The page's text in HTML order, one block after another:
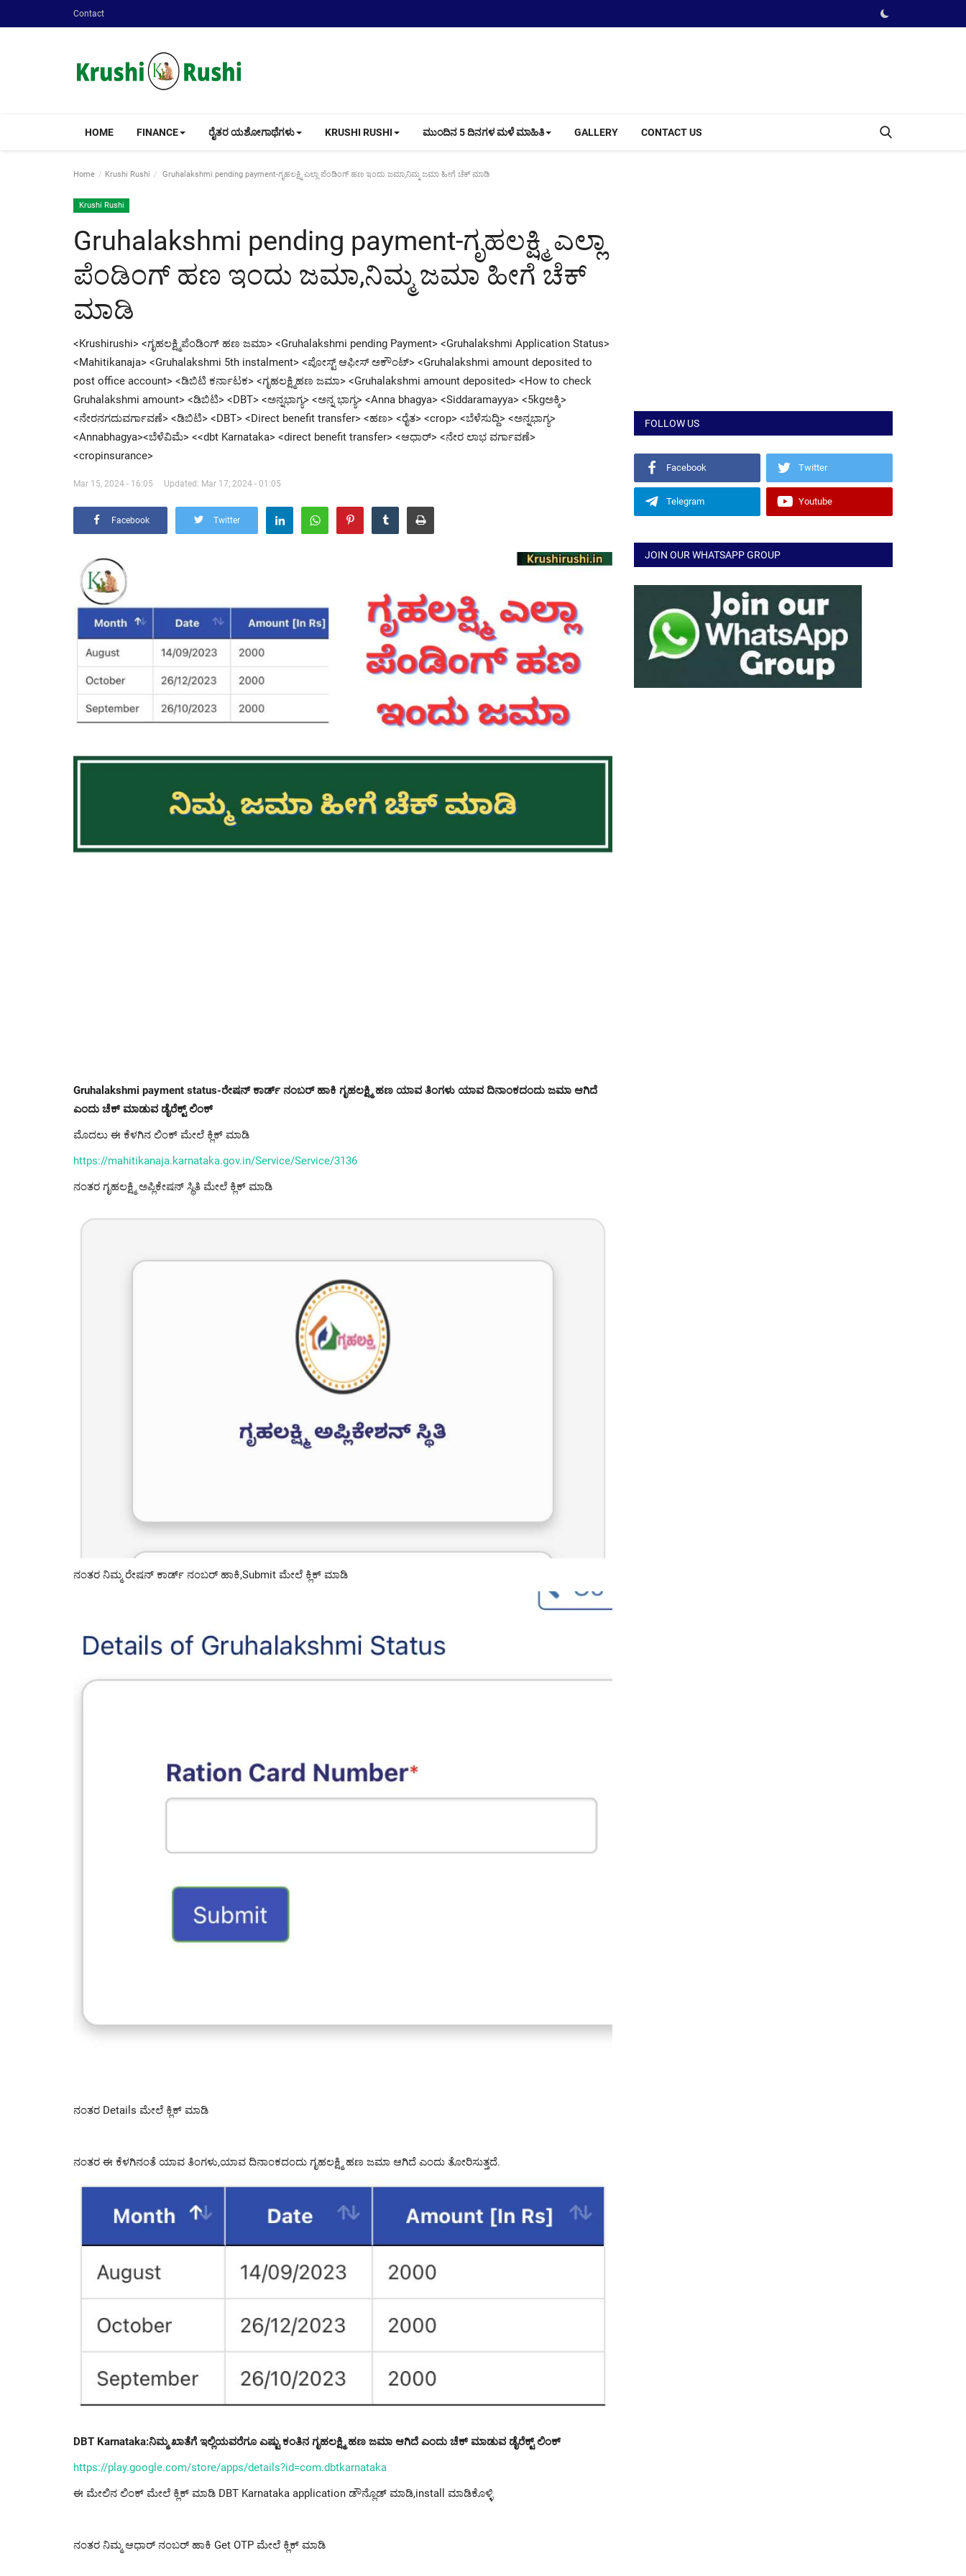
Contact
HOME FINANCE ರೈತರ ಯಶೋಗಾಥೆಗಳು KRUSHI RUSHI ಮುಂದಿನ 5 ದಿನಗಳ ಮಳೆ ಮಾಹಿತಿ GALLERY CONTACT US
Home Krushi Rushi Gruhalakshmi pending payment-ಗೃಹಲಕ್ಷ್ಮಿ ಎಲ್ಲಾ ಪೆಂಡಿಂಗ್ ಹಣ ಇಂದು ಜಮಾ,ನಿಮ್ಮ ಜಮಾ ಹೀಗೆ ಚೆಕ್ ಮಾಡಿ
Krushi Rushi
Gruhalakshmi pending payment-ಗೃಹಲಕ್ಷ್ಮಿ ಎಲ್ಲಾ
ಪೆಂಡಿಂಗ್ ಹಣ ಇಂದು ಜಮಾ,ನಿಮ್ಮ ಜಮಾ ಹೀಗೆ ಚೆಕ್
ಮಾಡಿ
<Krushirushi> <ಗೃಹಲಕ್ಷ್ಮಿಪೆಂಡಿಂಗ್ ಹಣ ಜಮಾ> <Gruhalakshmi pending Payment> <Gruhalakshmi Application Status>
<Mahitikanaja> <Gruhalakshmi 5th instalment> <ಪೋಸ್ಟ್ ಆಫೀಸ್ ಅಕೌಂಟ್> <Gruhalakshmi amount deposited to
post office account> <ಡಿಬಿಟಿ ಕರ್ನಾಟಕ> <ಗೃಹಲಕ್ಷ್ಮಿಹಣ ಜಮಾ> <Gruhalakshmi amount deposited> <How to check
Gruhalakshmi amount> <ಡಿಬಿಟಿ> <DBT> <ಅನ್ನಭಾಗ್ಯ> <ಅನ್ನ ಭಾಗ್ಯ> <Anna bhagya> <Siddaramayya> <5kgಅಕ್ಕಿ>
<ನೇರನಗದುವರ್ಗಾವಣೆ> <ಡಿಬಿಟಿ> <DBT> <Direct benefit transfer> <ಹಣ> <ರೈತ> <crop> <ಬೆಳೆಸುದ್ದಿ> <ಅನ್ನಭಾಗ್ಯ>
<Annabhagya><ಬೆಳೆವಿಮೆ> <<dbt Karnataka> <direct benefit transfer> <ಆಧಾರ್> <ನೇರ ಲಾಭ ವರ್ಗಾವಣೆ>
<cropinsurance>
Mar 15, 2024 - 16:05 Updated: Mar 17, 2024 - 01:05
Facebook Twitter
Gruhalakshmi payment status-ರೇಷನ್ ಕಾರ್ಡ್ ನಂಬರ್ ಹಾಕಿ ಗೃಹಲಕ್ಷ್ಮಿ ಹಣ ಯಾವ ತಿಂಗಳು ಯಾವ ದಿನಾಂಕದಂದು ಜಮಾ ಆಗಿದೆ
ಎಂದು ಚೆಕ್ ಮಾಡುವ ಡೈರೆಕ್ಟ್ ಲಿಂಕ್
ಮೊದಲು ಈ ಕೆಳಗಿನ ಲಿಂಕ್ ಮೇಲೆ ಕ್ಲಿಕ್ ಮಾಡಿ
https://mahitikanaja.karnataka.gov.in/Service/Service/3136
ನಂತರ ಗೃಹಲಕ್ಷ್ಮಿ ಅಪ್ಲಿಕೇಷನ್ ಸ್ಥಿತಿ ಮೇಲೆ ಕ್ಲಿಕ್ ಮಾಡಿ
ನಂತರ ನಿಮ್ಮ ರೇಷನ್ ಕಾರ್ಡ್ ನಂಬರ್ ಹಾಕಿ,Submit ಮೇಲೆ ಕ್ಲಿಕ್ ಮಾಡಿ
ನಂತರ Details ಮೇಲೆ ಕ್ಲಿಕ್ ಮಾಡಿ
ನಂತರ ಈ ಕೆಳಗಿನಂತೆ ಯಾವ ತಿಂಗಳು,ಯಾವ ದಿನಾಂಕದಂದು ಗೃಹಲಕ್ಷ್ಮಿ ಹಣ ಜಮಾ ಆಗಿದೆ ಎಂದು ತೋರಿಸುತ್ತದೆ.
DBT Karnataka:ನಿಮ್ಮ ಖಾತೆಗೆ ಇಲ್ಲಿಯವರೆಗೂ ಎಷ್ಟು ಕಂತಿನ ಗೃಹಲಕ್ಷ್ಮಿ ಹಣ ಜಮಾ ಆಗಿದೆ ಎಂದು ಚೆಕ್ ಮಾಡುವ ಡೈರೆಕ್ಟ್ ಲಿಂಕ್
https://play.google.com/store/apps/details?id=com.dbtkarnataka
ಈ ಮೇಲಿನ ಲಿಂಕ್ ಮೇಲೆ ಕ್ಲಿಕ್ ಮಾಡಿ DBT Karnataka application ಡೌನ್ಲೊಡ್ ಮಾಡಿ,install ಮಾಡಿಕೊಳ್ಳಿ
ನಂತರ ನಿಮ್ಮ ಆಧಾರ್ ನಂಬರ್ ಹಾಕಿ Get OTP ಮೇಲೆ ಕ್ಲಿಕ್ ಮಾಡಿ
FOLLOW US
Facebook Twitter
Telegram Youtube
JOIN OUR WHATSAPP GROUP